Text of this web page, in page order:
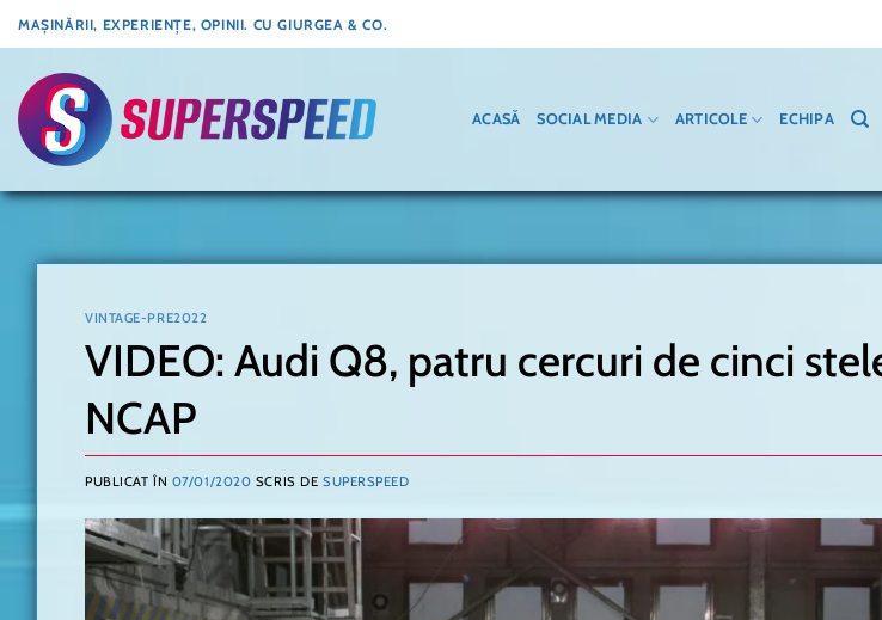
Skip
to
content
MAȘINĂRII, EXPERIENȚE, OPINII. CU GIURGEA & CO.
ACASĂ SOCIAL MEDIA ARTICOLE ECHIPA
VINTAGE-PRE2022
VIDEO: Audi Q8, patru cercuri de cinci
NCAP
PUBLICAT ÎN 07/01/2020 SCRIS DE SUPERSPEED